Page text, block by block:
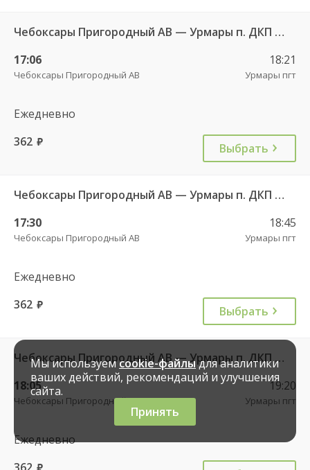
Чебоксары Пригородный АВ — Урмары п. ДКП 513
17:06
Чебоксары Пригородный АВ
18:21
Урмары пгт
Ежедневно
362 руб. Выбрать
Чебоксары Пригородный АВ — Урмары п. ДКП 513
17:30
Чебоксары Пригородный АВ
18:45
Урмары пгт
Ежедневно
362 руб. Выбрать
Чебоксары Пригородный АВ — Урмары п. ДКП 513
18:05
Чебоксары Пригородный АВ
19:20
Урмары пгт
Ежедневно
руб.
Мы используемcookie-файлыдля аналитики
ваших действий, рекомендаций и улучшения
сайта.
Принять